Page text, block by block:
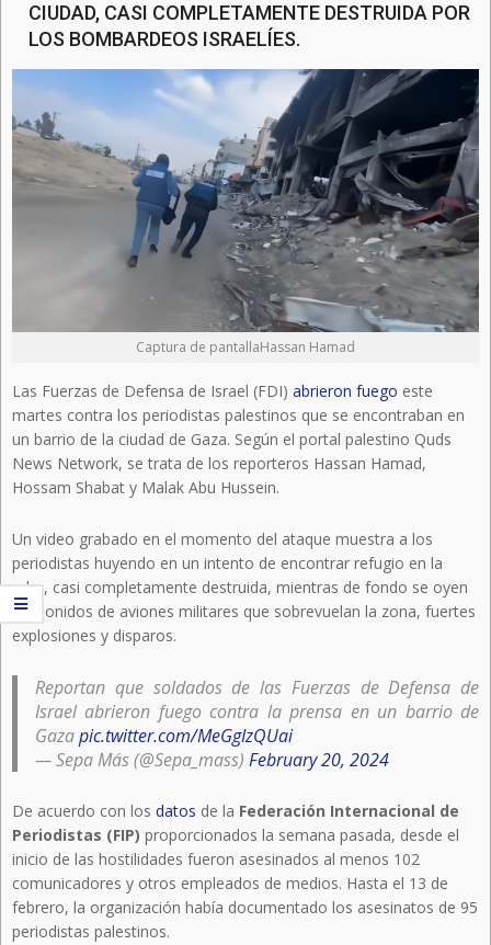
CIUDAD, CASI COMPLETAMENTE DESTRUIDA POR
LOS BOMBARDEOS ISRAELÍES.
Captura de pantallaHassan Hamad
Las Fuerzas de Defensa de Israel (FDI) abrieron fuego este
martes contra los periodistas palestinos que se encontraban en
un barrio de la ciudad de Gaza. Según el portal palestino Quds
News Network, se trata de los reporteros Hassan Hamad,
Hossam Shabat y Malak Abu Hussein.
Un video grabado en el momento del ataque muestra a los
periodistas huyendo en un intento de encontrar refugio en la
urbe, casi completamente destruida, mientras de fondo se oyen
los sonidos de aviones militares que sobrevuelan la zona, fuertes
explosiones y disparos.
Reportan que soldados de las Fuerzas de Defensa de
Israel abrieron fuego contra la prensa en un barrio de
Gazapic.twitter.com/MeGgIzQUai
— Sepa Más (@Sepa_mass) February 20, 2024
De acuerdo con los datos de la Federación Internacional de
Periodistas (FIP) proporcionados la semana pasada, desde el
inicio de las hostilidades fueron asesinados al menos 102
comunicadores y otros empleados de medios. Hasta el 13 de
febrero, la organización había documentado los asesinatos de 95
periodistas palestinos.